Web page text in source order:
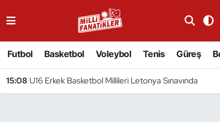
Futbol Basketbol Voleybol Tenis Güreş
15:08 U16 Erkek Basketbol Millileri Letonya Sınavında
Badminton